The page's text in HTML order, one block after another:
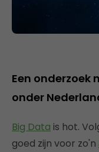
Een
onder
Big Data is hot.
goed zijn voor zo'n